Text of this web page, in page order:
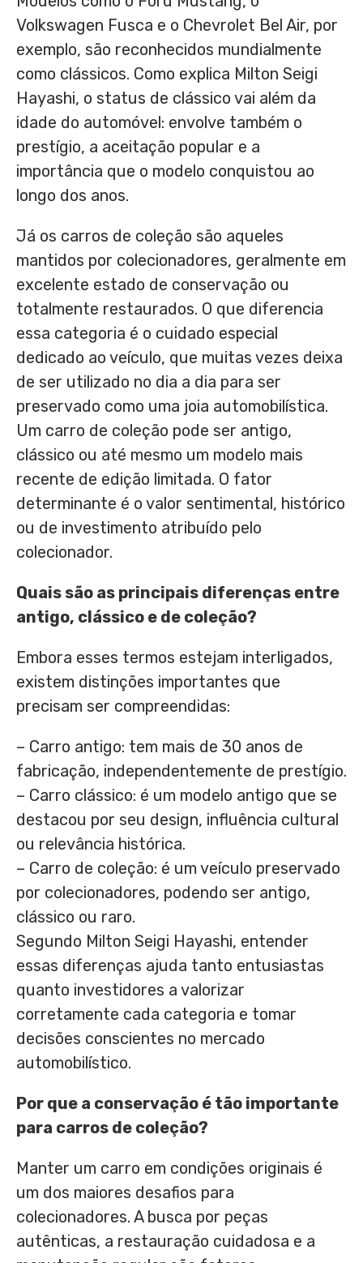
Volkswagen Fusca e o Chevrolet Bel Air, por
exemplo, são reconhecidos mundialmente
como clássicos. Como explica Milton Seigi
Hayashi, o status de clássico vai além da
idade do automóvel: envolve também o
prestígio, a aceitação popular e a
importância que o modelo conquistou ao
longo dos anos.
Já os carros de coleção são aqueles
mantidos por colecionadores, geralmente em
excelente estado de conservação ou
totalmente restaurados. O que diferencia
essa categoria é o cuidado especial
dedicado ao veículo, que muitas vezes deixa
de ser utilizado no dia a dia para ser
preservado como uma joia automobilística.
Um carro de coleção pode ser antigo,
clássico ou até mesmo um modelo mais
recente de edição limitada. O fator
determinante é o valor sentimental, histórico
ou de investimento atribuído pelo
colecionador.
Quais são as principais diferenças entre
antigo, clássico e de coleção?
Embora esses termos estejam interligados,
existem distinções importantes que
precisam ser compreendidas:
– Carro antigo: tem mais de 30 anos de
fabricação, independentemente de prestígio.
– Carro clássico: é um modelo antigo que se
destacou por seu design, influência cultural
ou relevância histórica.
– Carro de coleção: é um veículo preservado
por colecionadores, podendo ser antigo,
clássico ou raro.
Segundo Milton Seigi Hayashi, entender
essas diferenças ajuda tanto entusiastas
quanto investidores a valorizar
corretamente cada categoria e tomar
decisões conscientes no mercado
automobilístico.
Por que a conservação é tão importante
para carros de coleção?
Manter um carro em condições originais é
um dos maiores desafios para
colecionadores. A busca por peças
autênticas, a restauração cuidadosa e a